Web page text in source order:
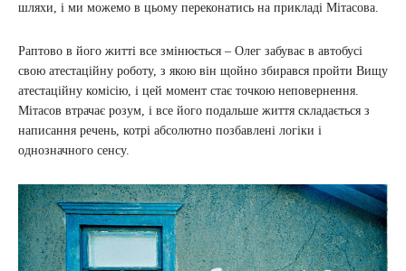
шляхи, і ми можемо в цьому переконатись на прикладі Мітасова.
Раптово в його житті все змінюється – Олег забуває в автобусі
свою атестаційну роботу, з якою він щойно збирався пройти Вищу
атестаційну комісію, і цей момент стає точкою неповернення.
Мітасов втрачає розум, і все його подальше життя складається з
написання речень, котрі абсолютно позбавлені логіки і
однозначного сенсу.